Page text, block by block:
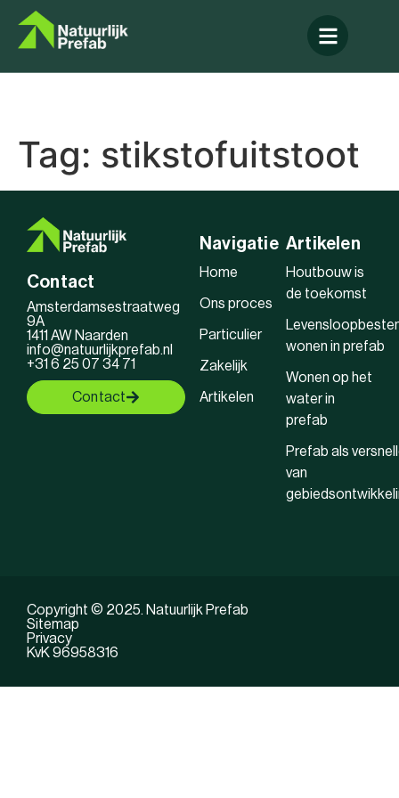
Tag: stikstofuitstoot
Contact
Amsterdamsestraatweg
9A
1411 AW Naarden
info@natuurlijkprefab.nl
+31 6 25 07 34 71
Contact
Navigatie
Home
Ons proces
Particulier
Zakelijk
Artikelen
Artikelen
Houtbouw is
de toekomst
wonen in prefab
Wonen op het
water in
prefab
Prefab als
van
Copyright © 2025. Natuurlijk Prefab
Sitemap
Privacy
KvK 96958316